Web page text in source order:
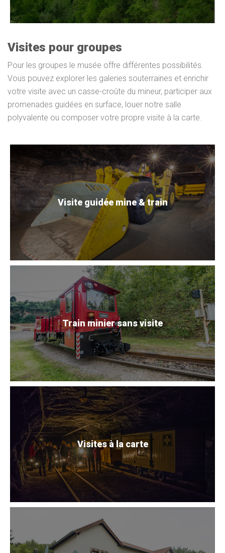
Visites pour groupes
Pour les groupes le musée offre différentes possibilités.
Vous pouvez explorer les galeries souterraines et enrichir
votre visite avec un casse-croûte du mineur, participer aux
promenades guidées en surface, louer notre salle
polyvalente ou composer votre propre visite à la carte.
Visite guidée mine & train
Train minier sans visite
Visites à la carte